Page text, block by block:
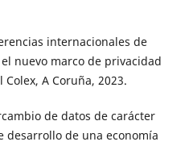
internacionales de
nuevo marco de privacidad
Colex, A Coruña, 2023.
de datos de carácter
desarrollo de una economía